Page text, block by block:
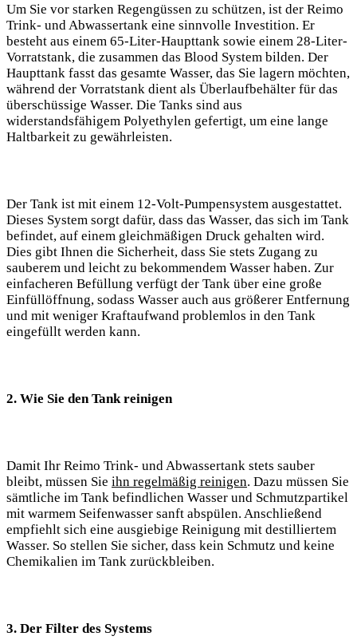
Um Sie vor starken Regengüssen zu schützen, ist der Reimo
Trink- und Abwassertank eine sinnvolle Investition. Er
besteht aus einem 65-Liter-Haupttank sowie einem 28-Liter-
Vorratstank, die zusammen das Blood System bilden. Der
Haupttank fasst das gesamte Wasser, das Sie lagern möchten,
während der Vorratstank dient als Überlaufbehälter für das
überschüssige Wasser. Die Tanks sind aus
widerstandsfähigem Polyethylen gefertigt, um eine lange
Haltbarkeit zu gewährleisten.
Der Tank ist mit einem 12-Volt-Pumpensystem ausgestattet.
Dieses System sorgt dafür, dass das Wasser, das sich im Tank
befindet, auf einem gleichmäßigen Druck gehalten wird.
Dies gibt Ihnen die Sicherheit, dass Sie stets Zugang zu
sauberem und leicht zu bekommendem Wasser haben. Zur
einfacheren Befüllung verfügt der Tank über eine große
Einfüllöffnung, sodass Wasser auch aus größerer Entfernung
und mit weniger Kraftaufwand problemlos in den Tank
eingefüllt werden kann.
2. Wie Sie den Tank reinigen
Damit Ihr Reimo Trink- und Abwassertank stets sauber
bleibt, müssen Sie ihn regelmäßig reinigen. Dazu müssen Sie
sämtliche im Tank befindlichen Wasser und Schmutzpartikel
mit warmem Seifenwasser sanft abspülen. Anschließend
empfiehlt sich eine ausgiebige Reinigung mit destilliertem
Wasser. So stellen Sie sicher, dass kein Schmutz und keine
Chemikalien im Tank zurückbleiben.
3. Der Filter des Systems